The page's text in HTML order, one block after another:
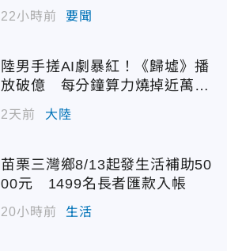
代支持度全面居首
22小時前 要聞
陸男手搓AI劇暴紅！《歸墟》播
放破億 每分鐘算力燒掉近萬台
2天前 大陸
苗栗三灣鄉8/13起發生活補助50
00元 1499名長者匯款入帳
20小時前 生活